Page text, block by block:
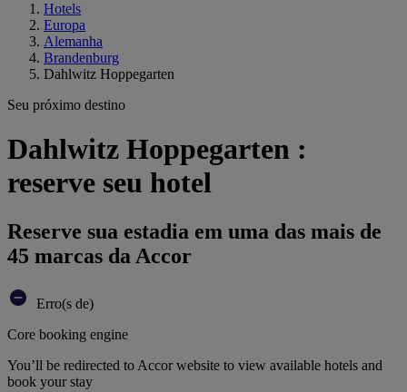
Hotels
Europa
Alemanha
Brandenburg
Dahlwitz Hoppegarten
Seu próximo destino
Dahlwitz Hoppegarten :
reserve seu hotel
Reserve sua estadia em uma das mais de
45 marcas da Accor
Erro(s de)
Core booking engine
You’ll be redirected to Accor website to view available hotels and
book your stay